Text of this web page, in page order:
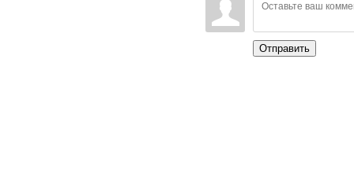
Отправить